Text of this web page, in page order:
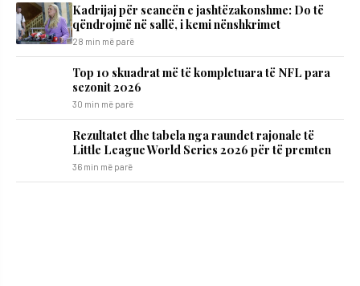
Kadrijaj për seancën e jashtëzakonshme: Do të
qëndrojmë në sallë, i kemi nënshkrimet
28 min më parë
Top 10 skuadrat më të kompletuara të NFL para
sezonit 2026
30 min më parë
Rezultatet dhe tabela nga raundet rajonale të
Little League World Series 2026 për të premten
36 min më parë